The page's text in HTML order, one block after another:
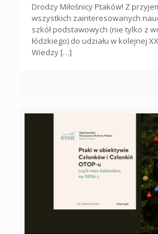
Drodzy Miłośnicy Ptaków! Z
wszystkich zainteresowanych
szkół podstawowych (nie tylko z
łódzkiego) do udziału w kolejnej
Wiedzy […]